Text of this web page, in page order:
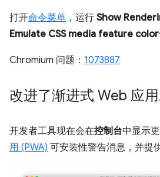
打开命令菜单 ，运行 Show
Emulate CSS media feature
Chromium 问题： 1073887
改进了渐进式 Web 应
开发者工具现在会在控制台中显示
用 (PWA) 可安装性警告消息，并提